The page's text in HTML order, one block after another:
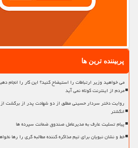
پربیننده ترین ها
می خواهید وزیر ارتباطات را استیضاح کنید؟ این کار را انجام
مردم از اینترنت کوتاه نمی آید
روایت دختر سردار حسینی مطلق از دو شهادت پدر از برگشت
انگشتر
پیام تسلیت عارف به مدیرعامل صندوق ضمانت سپرده ها
خط و نشان نبویان برای تیم مذاکره کننده مطالبه گری را رها